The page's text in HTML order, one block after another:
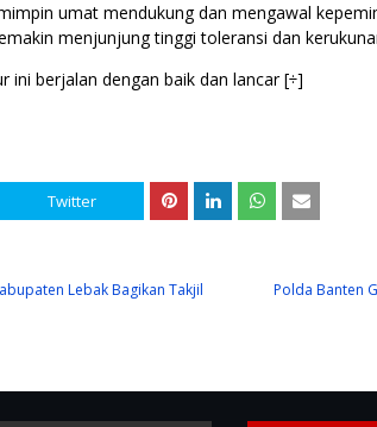
umat mendukung dan mengawal
menjunjung tinggi toleransi dan
ini berjalan dengan baik dan lancar [÷]
Twitter
Polda Banten
Lebak Bagikan Takjil